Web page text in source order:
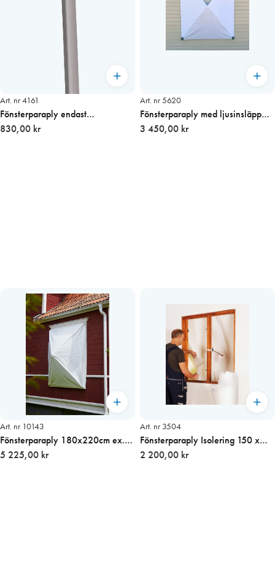
Art. nr 4161
Fönsterparaply endast
Teleskopstolpe
830,00 kr
Art. nr 5620
Fönsterparaply med ljusinsläpp
160 x 210 cm
3 450,00 kr
Art. nr 10143
Fönsterparaply 180x220cm ex.
stolpe (förstärkt)
5 225,00 kr
Art. nr 3504
Fönsterparaply Isolering 150 x
180 cm
2 200,00 kr